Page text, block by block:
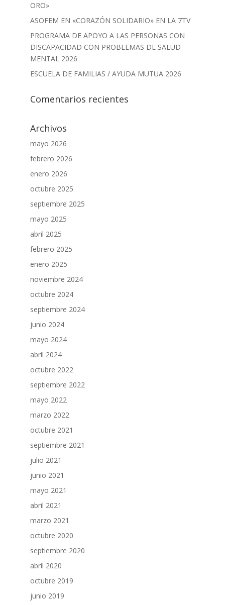
ORO»
ASOFEM EN «CORAZÓN SOLIDARIO» EN LA 7TV
PROGRAMA DE APOYO A LAS PERSONAS CON
DISCAPACIDAD CON PROBLEMAS DE SALUD
MENTAL 2026
ESCUELA DE FAMILIAS / AYUDA MUTUA 2026
Comentarios recientes
Archivos
mayo 2026
febrero 2026
enero 2026
octubre 2025
septiembre 2025
mayo 2025
abril 2025
febrero 2025
enero 2025
noviembre 2024
octubre 2024
septiembre 2024
junio 2024
mayo 2024
abril 2024
octubre 2022
septiembre 2022
mayo 2022
marzo 2022
octubre 2021
septiembre 2021
julio 2021
junio 2021
mayo 2021
abril 2021
marzo 2021
octubre 2020
septiembre 2020
abril 2020
octubre 2019
junio 2019